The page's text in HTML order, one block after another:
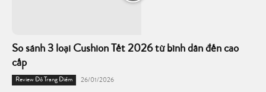
So sánh 3 loại Cushion Tết 2026 từ bình dân đến cao
cấp
Review Đồ Trang Điểm 26/01/2026